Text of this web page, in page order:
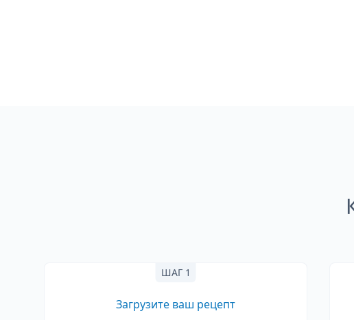
ШАГ 1
Загрузите ваш рецепт